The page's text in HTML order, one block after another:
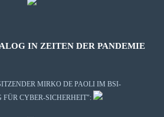
IN ZEITEN DER PANDEMIE
MIRKO DE PAOLI IM BSI-
CYBER-SICHERHEIT":